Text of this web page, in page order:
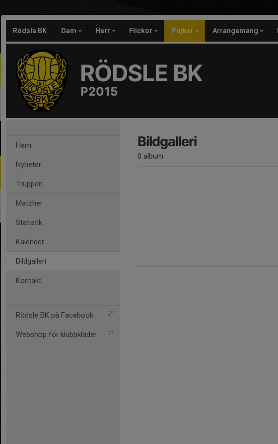
Rödsle BK Dam Herr Flickor Pojkar Arrangemang
RÖDSLE BK
P2015
Hem
Nyheter
Truppen
Matcher
Statistik
Kalender
Bildgalleri
Kontakt
Rödsle BK på Facebook
Webshop för klubbkläder
Bildgalleri
0 album